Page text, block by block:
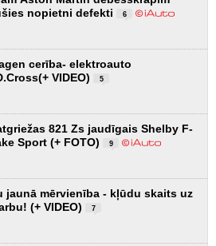
nopietni defekti
6
cerība- elektroauto
VIDEO)
5
821 Zs jaudīgais Shelby F-
Sport (+ FOTO)
9
jaunā mērvienība - kļūdu skaits uz
(+ VIDEO)
7